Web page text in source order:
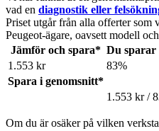
vad en diagnostik eller
Priset utgår från alla offerter som
Peugeot-ägare, oavsett modell
Jämför och spara* Du sparar
1.553 kr
83%
Spara i genomsnitt*
1.553 kr /
Om du är osäker på vilken